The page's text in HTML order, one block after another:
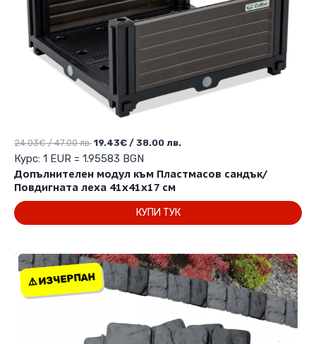
Допълнителен модул към Пластмасов сандък/
Повдигната леха 41х41х17 см
24.03€/ 47.00 лв. Original
price
was:
24.03€
/
19.43€ / 38.00 лв.Текущата
е:
/
Курс: 1 EUR = 1.95583 BGN
КУПИ ТУК
⚠️ ИЗЧЕРПАН
⚠️ ИЗЧЕРПАН